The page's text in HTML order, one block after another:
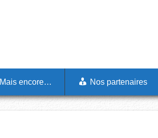
Mais encore… Nos partenaires